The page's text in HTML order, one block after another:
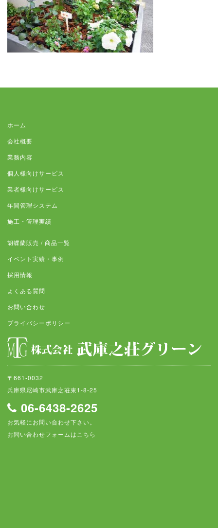
ホーム
会社概要
業務内容
個人様向けサービス
業者様向けサービス
年間管理システム
施工・管理実績
胡蝶蘭販売 / 商品一覧
イベント実績・事例
採用情報
よくある質問
お問い合わせ
プライバシーポリシー
〒661-0032
兵庫県尼崎市武庫之荘東1-8-25
06-6438-2625
お気軽にお問い合わせ下さい。
お問い合わせフォームはこちら